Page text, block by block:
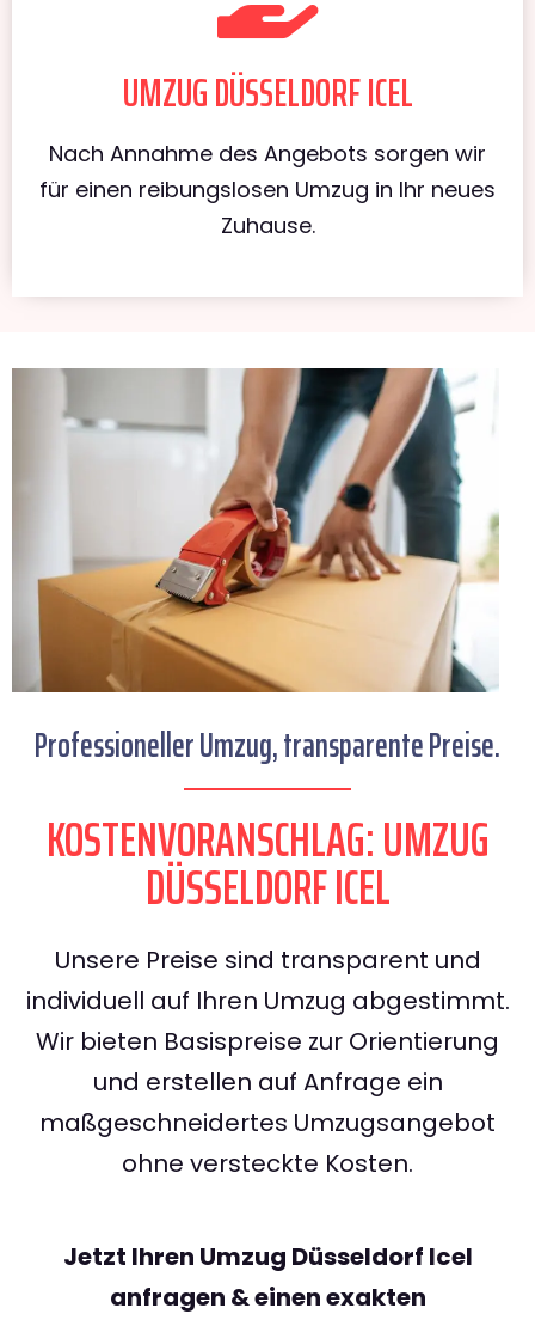
UMZUG DÜSSELDORF ICEL
Nach Annahme des Angebots sorgen wir
für einen reibungslosen Umzug in Ihr neues
Zuhause.
Professioneller Umzug, transparente Preise.
KOSTENVORANSCHLAG: UMZUG
DÜSSELDORF ICEL
Unsere Preise sind transparent und
individuell auf Ihren Umzug abgestimmt.
Wir bieten Basispreise zur Orientierung
und erstellen auf Anfrage ein
maßgeschneidertes Umzugsangebot
ohne versteckte Kosten.
Jetzt Ihren Umzug Düsseldorf Icel
anfragen & einen exakten